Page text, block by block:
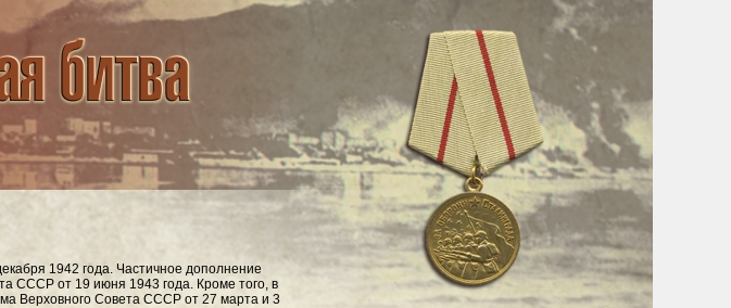
1942 года. Частичное дополнение
СССР от 19 июня 1943 года. Кроме того, в
Верховного Совета СССР от 27 марта и 3